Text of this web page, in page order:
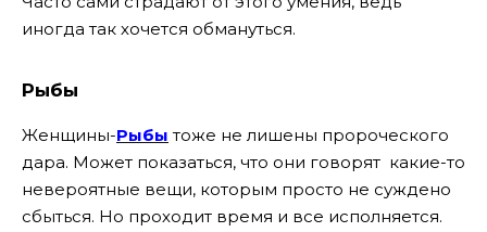
иногда так хочется обмануться.
Рыбы
Женщины-Рыбы тоже не лишены пророческого
дара. Может показаться, что они говорят какие-то
невероятные вещи, которым просто не суждено
сбыться. Но проходит время и все исполняется.